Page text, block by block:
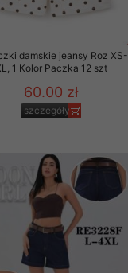
damskie jeansy Roz XS-
1 Kolor Paczka 12 szt
60.00 zł
szczegóły